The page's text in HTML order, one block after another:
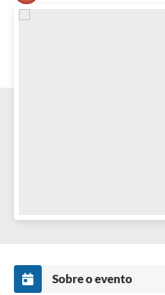
Sobre o evento